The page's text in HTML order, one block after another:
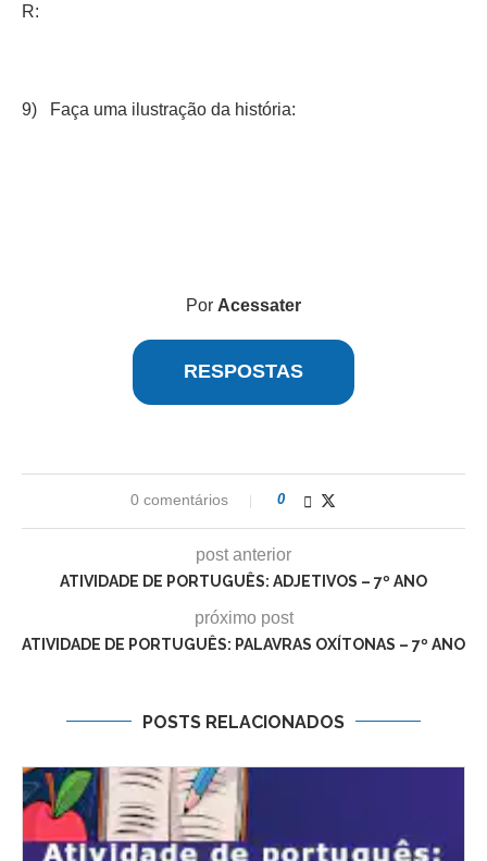
R:
9) Faça uma ilustração da história:
Por Acessater
RESPOSTAS
0 comentários 0
post anterior
ATIVIDADE DE PORTUGUÊS: ADJETIVOS – 7º ANO
próximo post
ATIVIDADE DE PORTUGUÊS: PALAVRAS OXÍTONAS – 7º ANO
POSTS RELACIONADOS